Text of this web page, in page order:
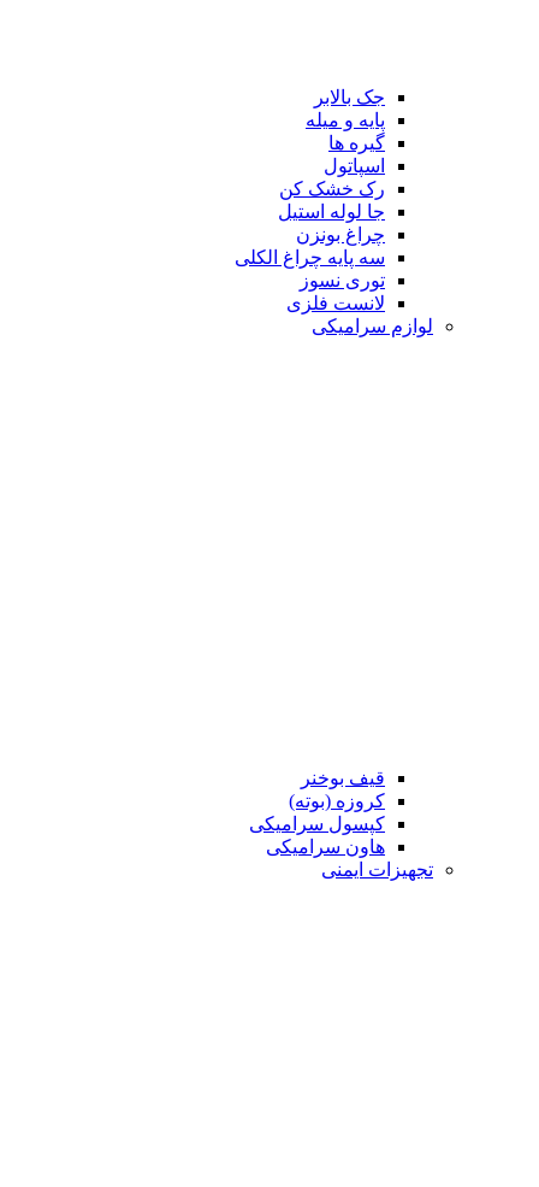
جک بالابر
پایه و میله
گیره ها
اسپاتول
رک خشک کن
جا لوله استیل
چراغ بونزن
سه پایه چراغ الکلی
توری نسوز
لانست فلزی
لوازم سرامیکی
قیف بوخنر
کروزه (بوته)
کپسول سرامیکی
هاون سرامیکی
تجهیزات ایمنی